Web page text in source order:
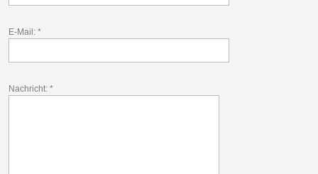
E-Mail: *
Nachricht: *